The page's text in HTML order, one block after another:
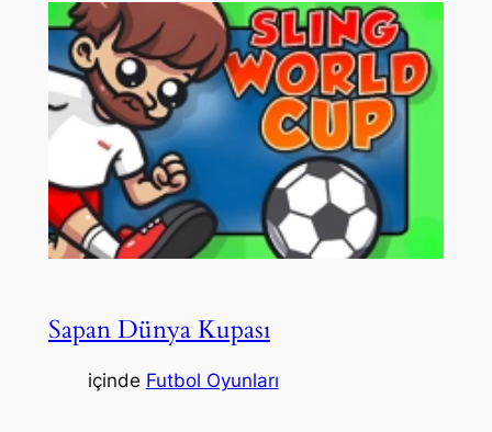
Sapan Dünya Kupası
içinde Futbol Oyunları